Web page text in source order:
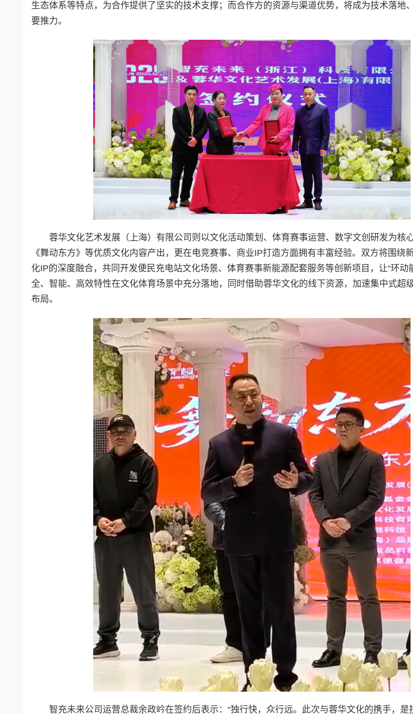
生态体系等特点，为合作提供了坚实的技术支撑；而合作方的资源与渠道优势，将成为技术落地
要推力。
蓉华文化艺术发展（上海）有限公司则以文化活动策划、体育赛事运营、数字文创研发为核
《舞动东方》等优质文化内容产出，更在电竞赛事、商业IP打造方面拥有丰富经验。双方将围绕
化IP的深度融合，共同开发便民充电站文化场景、体育赛事新能源配套服务等创新项目，让“环动
全、智能、高效特性在文化体育场景中充分落地，同时借助蓉华文化的线下资源，加速集中式超
布局。
智充未来公司运营总裁余政岒在签约后表示：“独行快，众行远。此次与蓉华文化的携手，是